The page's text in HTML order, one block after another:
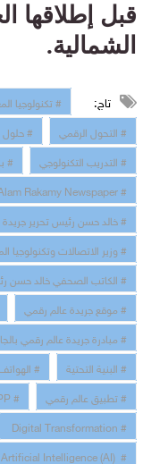
قبل إطلاقها
الشمالية.
تاج: # تكنولوجيا
# التحول الرقمي
# حلول
# التدريب التكنولوجي
#
# Alam Rakamy Newspaper
# خالد حسن رئيس تحرير جريدة
# وزير الاتصالات وتكنولوجيا
# الكاتب الصحفي خالد حسن
# موقع جريدة عالم رقمي
# مبادرة جريدة عالم رقمي
# البنية التحتية
#
# تطبيق عالم رقمي
# Alam Rakamy APP
# Digital Transformation
# Artificial Intelligence (AI)